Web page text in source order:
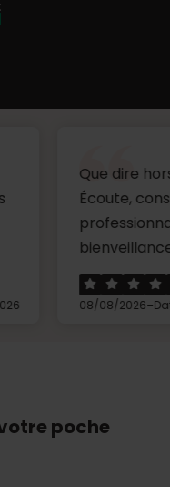
Que dire hors mis un
Écoute, conseils,
professionnalisme et
bienveillance.Merci à
08/08/2026
Date
poche